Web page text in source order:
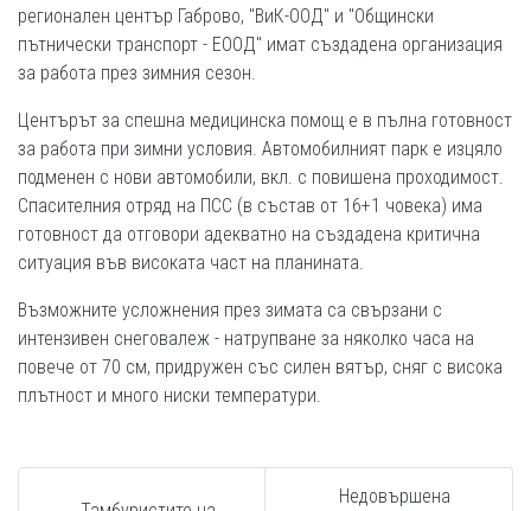
регионален център Габрово, "ВиК-ООД" и "Общински
пътнически транспорт - ЕООД" имат създадена организация
за работа през зимния сезон.
Центърът за спешна медицинска помощ е в пълна готовност
за работа при зимни условия. Автомобилният парк е изцяло
подменен с нови автомобили, вкл. с повишена проходимост.
Спасителния отряд на ПСС (в състав от 16+1 човека) има
готовност да отговори адекватно на създадена критична
ситуация във високата част на планината.
Възможните усложнения през зимата са свързани с
интензивен снеговалеж - натрупване за няколко часа на
повече от 70 см, придружен със силен вятър, сняг с висока
плътност и много ниски температури.
Недовършена